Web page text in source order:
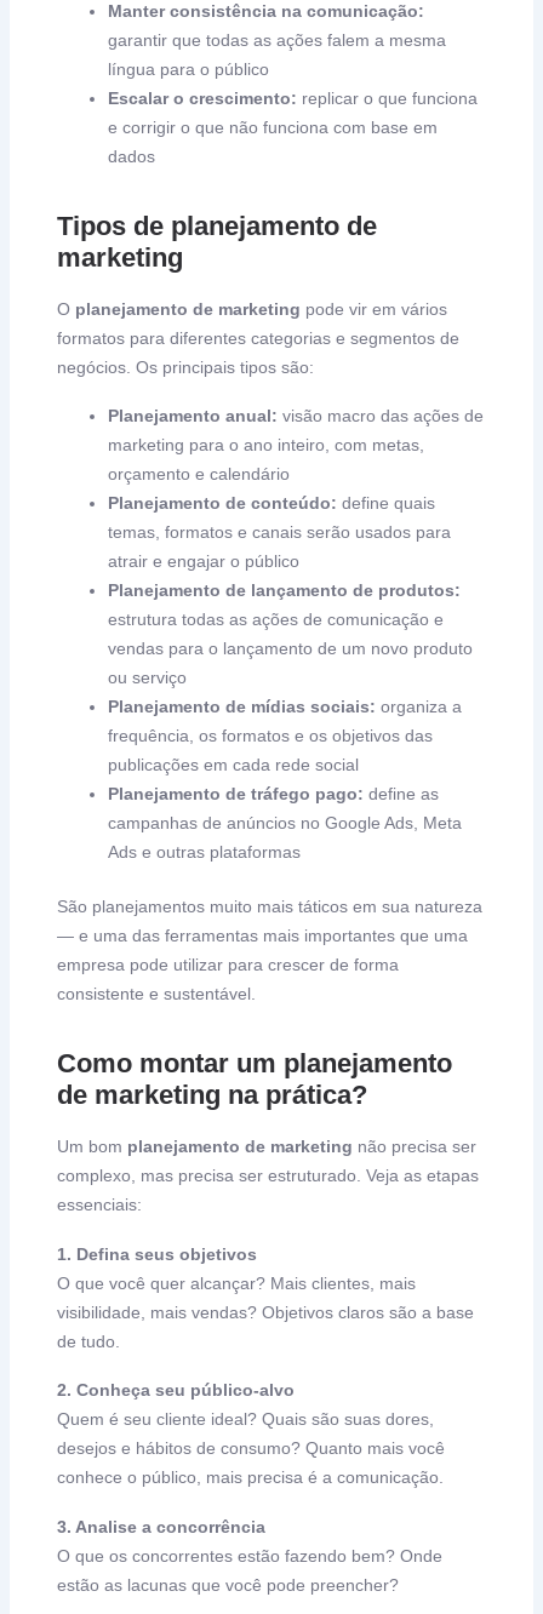
Manter consistência na comunicação:
garantir que todas as ações falem a mesma
língua para o público
Escalar o crescimento: replicar o que funciona
e corrigir o que não funciona com base em
dados
Tipos de planejamento de
marketing
O planejamento de marketing pode vir em vários
formatos para diferentes categorias e segmentos de
negócios. Os principais tipos são:
Planejamento anual: visão macro das ações de
marketing para o ano inteiro, com metas,
orçamento e calendário
Planejamento de conteúdo: define quais
temas, formatos e canais serão usados para
atrair e engajar o público
Planejamento de lançamento de produtos:
estrutura todas as ações de comunicação e
vendas para o lançamento de um novo produto
ou serviço
Planejamento de mídias sociais: organiza a
frequência, os formatos e os objetivos das
publicações em cada rede social
Planejamento de tráfego pago: define as
campanhas de anúncios no Google Ads, Meta
Ads e outras plataformas
São planejamentos muito mais táticos em sua natureza
— e uma das ferramentas mais importantes que uma
empresa pode utilizar para crescer de forma
consistente e sustentável.
Como montar um planejamento
de marketing na prática?
Um bom planejamento de marketing não precisa ser
complexo, mas precisa ser estruturado. Veja as etapas
essenciais:
1. Defina seus objetivos
O que você quer alcançar? Mais clientes, mais
visibilidade, mais vendas? Objetivos claros são a base
de tudo.
2. Conheça seu público-alvo
Quem é seu cliente ideal? Quais são suas dores,
desejos e hábitos de consumo? Quanto mais você
conhece o público, mais precisa é a comunicação.
3. Analise a concorrência
O que os concorrentes estão fazendo bem? Onde
estão as lacunas que você pode preencher?